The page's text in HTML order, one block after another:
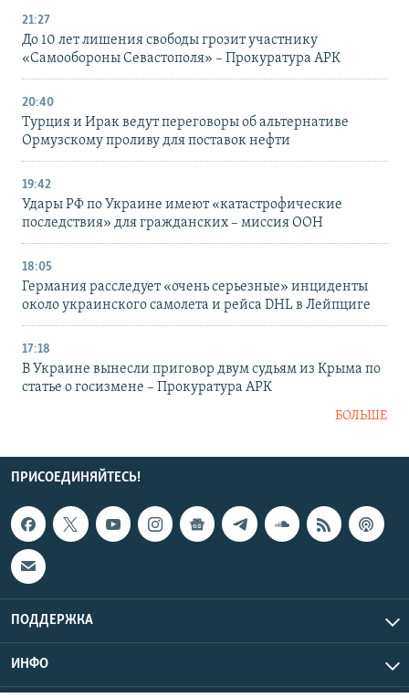
21:27
До 10 лет лишения свободы грозит участнику
«Самообороны Севастополя» – Прокуратура АРК
20:40
Турция и Ирак ведут переговоры об альтернативе
Ормузскому проливу для поставок нефти
19:42
Удары РФ по Украине имеют «катастрофические
последствия» для гражданских – миссия ООН
18:05
Германия расследует «очень серьезные» инциденты
около украинского самолета и рейса DHL в Лейпциге
17:18
В Украине вынесли приговор двум судьям из Крыма по
статье о госизмене – Прокуратура АРК
БОЛЬШЕ
ПРИСОЕДИНЯЙТЕСЬ!
ПОДДЕРЖКА
ИНФО